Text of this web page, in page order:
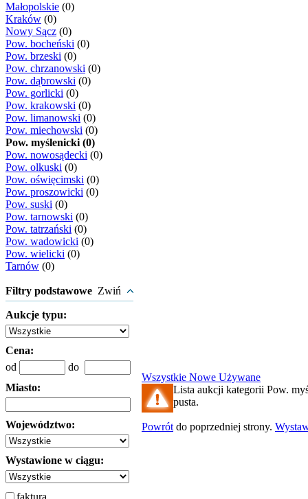
Małopolskie (0)
Kraków (0)
Nowy Sącz (0)
Pow. bocheński (0)
Pow. brzeski (0)
Pow. chrzanowski (0)
Pow. dąbrowski (0)
Pow. gorlicki (0)
Pow. krakowski (0)
Pow. limanowski (0)
Pow. miechowski (0)
Pow. myślenicki (0)
Pow. nowosądecki (0)
Pow. olkuski (0)
Pow. oświęcimski (0)
Pow. proszowicki (0)
Pow. suski (0)
Pow. tarnowski (0)
Pow. tatrzański (0)
Pow. wadowicki (0)
Pow. wielicki (0)
Tarnów (0)
Filtry podstawowe Zwiń
Aukcje typu:
Cena:
od
do
Miasto:
Województwo:
Wystawione w ciągu:
faktura
Wszystkie Nowe Używane
Lista aukcji kategorii Pow.
pusta.
Powrót do poprzedniej strony.